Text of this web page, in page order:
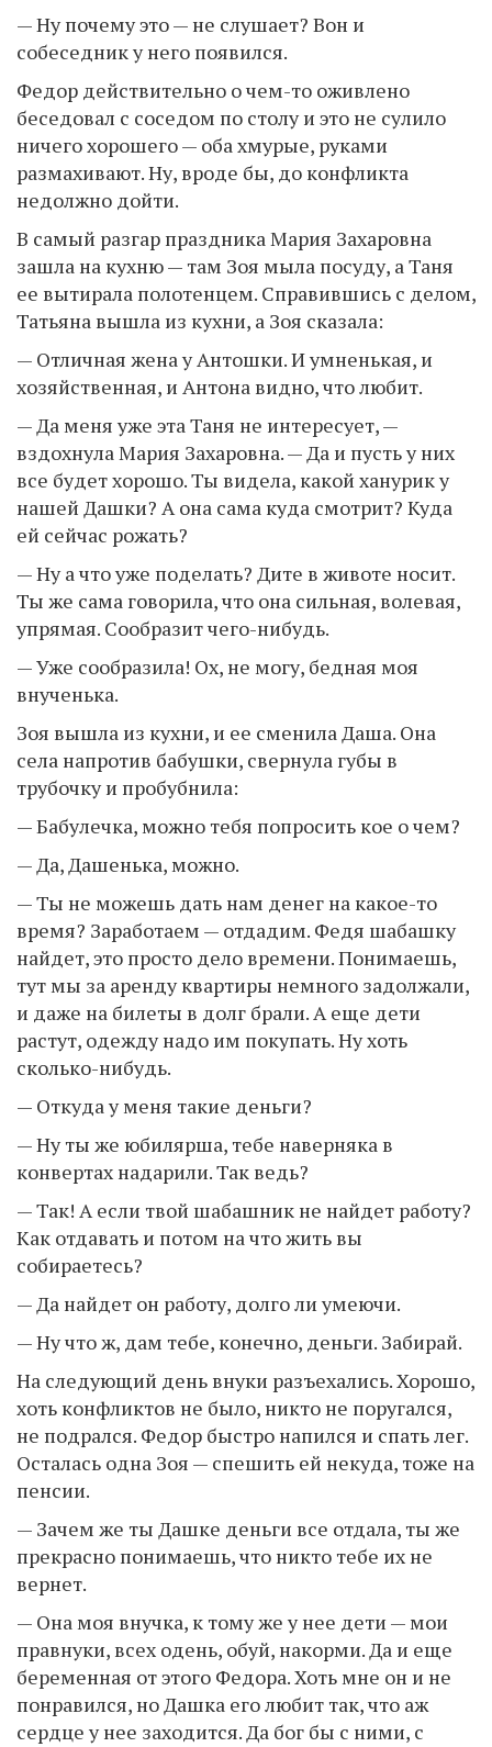
— Ну почему это — не слушает? Вон и
собеседник у него появился.
Федор действительно о чем-то оживлено
беседовал с соседом по столу и это не сулило
ничего хорошего — оба хмурые, руками
размахивают. Ну, вроде бы, до конфликта
недолжно дойти.
В самый разгар праздника Мария Захаровна
зашла на кухню — там Зоя мыла посуду, а Таня
ее вытирала полотенцем. Справившись с делом,
Татьяна вышла из кухни, а Зоя сказала:
— Отличная жена у Антошки. И умненькая, и
хозяйственная, и Антона видно, что любит.
— Да меня уже эта Таня не интересует, —
вздохнула Мария Захаровна. — Да и пусть у них
все будет хорошо. Ты видела, какой ханурик у
нашей Дашки? А она сама куда смотрит? Куда
ей сейчас рожать?
— Ну а что уже поделать? Дите в животе носит.
Ты же сама говорила, что она сильная, волевая,
упрямая. Сообразит чего-нибудь.
— Уже сообразила! Ох, не могу, бедная моя
внученька.
Зоя вышла из кухни, и ее сменила Даша. Она
села напротив бабушки, свернула губы в
трубочку и пробубнила:
— Бабулечка, можно тебя попросить кое о чем?
— Да, Дашенька, можно.
— Ты не можешь дать нам денег на какое-то
время? Заработаем — отдадим. Федя шабашку
найдет, это просто дело времени. Понимаешь,
тут мы за аренду квартиры немного задолжали,
и даже на билеты в долг брали. А еще дети
растут, одежду надо им покупать. Ну хоть
сколько-нибудь.
— Откуда у меня такие деньги?
— Ну ты же юбилярша, тебе наверняка в
конвертах надарили. Так ведь?
— Так! А если твой шабашник не найдет работу?
Как отдавать и потом на что жить вы
собираетесь?
— Да найдет он работу, долго ли умеючи.
— Ну что ж, дам тебе, конечно, деньги. Забирай.
На следующий день внуки разъехались. Хорошо,
хоть конфликтов не было, никто не поругался,
не подрался. Федор быстро напился и спать лег.
Осталась одна Зоя — спешить ей некуда, тоже на
пенсии.
— Зачем же ты Дашке деньги все отдала, ты же
прекрасно понимаешь, что никто тебе их не
вернет.
— Она моя внучка, к тому же у нее дети — мои
правнуки, всех одень, обуй, накорми. Да и еще
беременная от этого Федора. Хоть мне он и не
понравился, но Дашка его любит так, что аж
сердце у нее заходится. Да бог бы с ними, с